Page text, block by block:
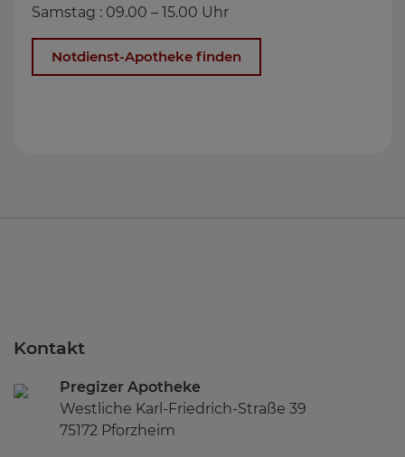
Samstag : 09.00 – 15.00 Uhr
Notdienst-Apotheke finden
Kontakt
Pregizer Apotheke
Westliche Karl-Friedrich-Straße 39
75172 Pforzheim